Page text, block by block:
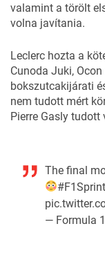
valamint a törölt
volna javítania.
Leclerc hozta a
Cunoda Juki,
bokszutcakijárati
nem tudott mért
Pierre Gasly
The final
#F1Sprint
— Formula